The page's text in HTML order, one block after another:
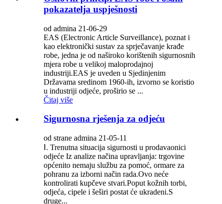
pokazatelja uspješnosti
od admina 21-06-29
EAS (Electronic Article Surveillance), poznat i
kao elektronički sustav za sprječavanje krađe
robe, jedna je od naširoko korištenih sigurnosnih
mjera robe u velikoj maloprodajnoj
industriji.EAS je uveden u Sjedinjenim
Državama sredinom 1960-ih, izvorno se koristio
u industriji odjeće, proširio se ...
Čitaj više
Sigurnosna rješenja za odjeću
od strane admina 21-05-11
Ⅰ. Trenutna situacija sigurnosti u prodavaonici
odjeće Iz analize načina upravljanja: trgovine
općenito nemaju službu za pomoć, ormare za
pohranu za izborni način rada.Ovo neće
kontrolirati kupčeve stvari.Poput kožnih torbi,
odjeća, cipele i šeširi postat će ukradeni.S
druge...